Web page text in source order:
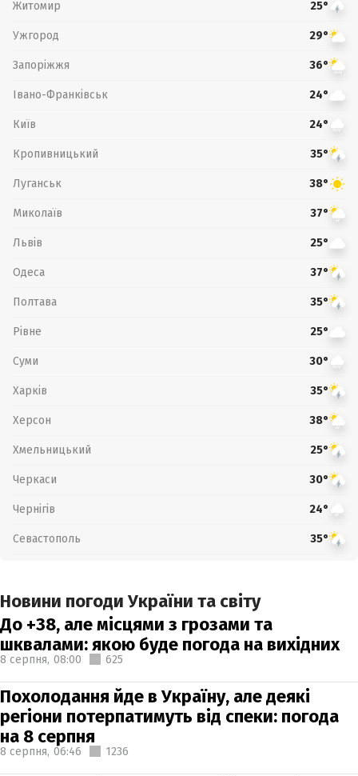
Житомир 25°
Ужгород 29°
Запоріжжя 36°
Івано-Франківськ 24°
Київ 24°
Кропивницький 35°
Луганськ 38°
Миколаїв 37°
Львів 25°
Одеса 37°
Полтава 35°
Рівне 25°
Суми 30°
Харків 35°
Херсон 38°
Хмельницький 25°
Черкаси 30°
Чернігів 24°
Севастополь 35°
Новини погоди України та світу
До +38, але місцями з грозами та
шквалами: якою буде погода на вихідних
8 серпня, 08:00 625
Похолодання йде в Україну, але деякі
регіони потерпатимуть від спеки: погода
на 8 серпня
8 серпня, 06:46 1236